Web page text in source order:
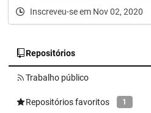
Inscreveu-se em Nov 02, 2020
Repositórios
Trabalho público
Repositórios favoritos 1